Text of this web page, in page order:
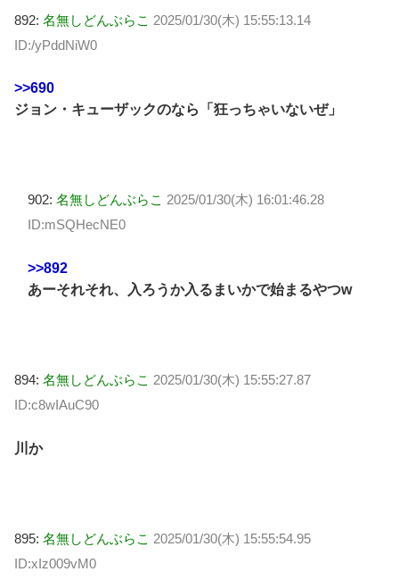
892: 名無しどんぶらこ 2025/01/30(木) 15:55:13.14
ID:/yPddNiW0
>>690
ジョン・キューザックのなら「狂っちゃいないぜ」
902: 名無しどんぶらこ 2025/01/30(木) 16:01:46.28
ID:mSQHecNE0
>>892
あーそれそれ、入ろうか入るまいかで始まるやつw
894: 名無しどんぶらこ 2025/01/30(木) 15:55:27.87
ID:c8wIAuC90
川か
895: 名無しどんぶらこ 2025/01/30(木) 15:55:54.95
ID:xIz009vM0